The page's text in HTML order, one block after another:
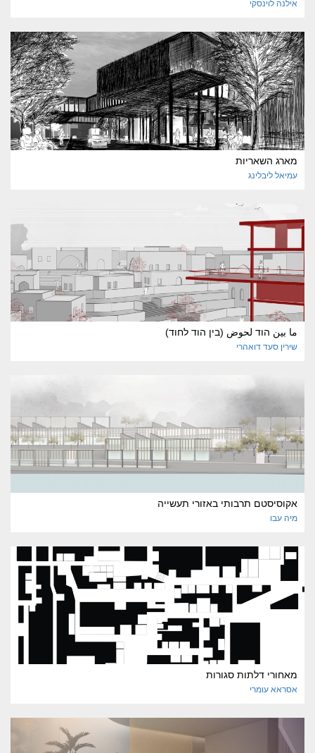
אילנה לוינסקי
מארג השאריות
עמיאל ליבלינג
ما بين הוד لحوض (בין הוד לחוד)
שירין סעד דואהרי
אקוסיסטם תרבותי באזורי תעשייה
מיה עבו
מאחורי דלתות סגורות
אסראא עומרי